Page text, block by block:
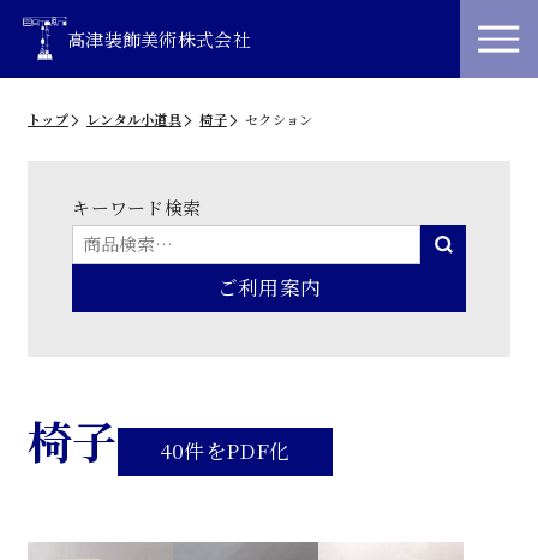
高津装飾美術株式会社
トップ レンタル小道具 椅子 セクション
キーワード検索
ご利用案内
椅子 40件をPDF化